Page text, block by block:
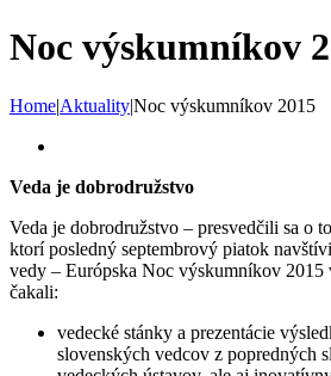
Noc výskumníkov
Home|Aktuality|Noc výskumníkov 2015
Image
Veda je dobrodružstvo
Veda je dobrodružstvo – presvedčili sa o
ktorí posledný septembrový piatok
vedy – Európska Noc výskumníkov 2015
čakali:
vedecké stánky a prezentácie
slovenských vedcov z popredných